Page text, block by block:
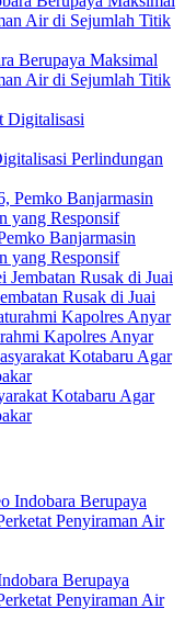
Berupaya Maksimal
Air di Sejumlah Titik
Perlindungan
Banjarmasin
yang Responsif
Rusak di Juai
Kapolres Anyar
Kotabaru Agar
Berupaya
Penyiraman Air